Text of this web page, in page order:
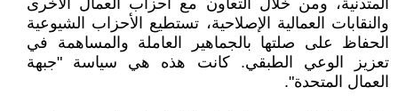
المتدنية، ومن خلال التعاون مع أحزاب العمال الأخرى
والنقابات العمالية الإصلاحية، تستطيع الأحزاب الشيوعية
الحفاظ على صلتها بالجماهير العاملة والمساهمة في
تعزيز الوعي الطبقي. كانت هذه هي سياسة "جبهة
العمال المتحدة".